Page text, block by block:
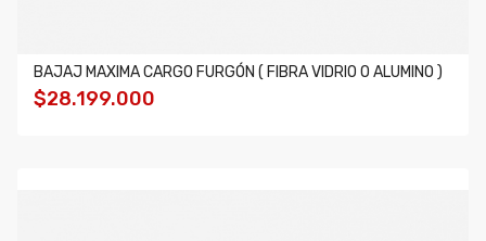
BAJAJ MAXIMA CARGO FURGÓN ( FIBRA VIDRIO O ALUMINO )
$28.199.000